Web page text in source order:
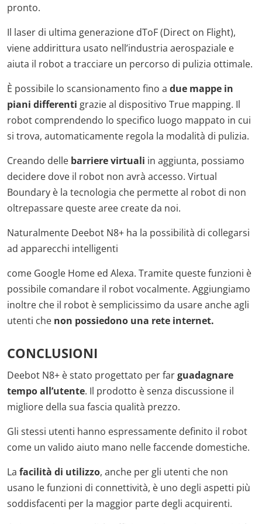
pronto.
Il laser di ultima generazione dToF (Direct on Flight),
viene addirittura usato nell’industria aerospaziale e
aiuta il robot a tracciare un percorso di pulizia ottimale.
È possibile lo scansionamento fino a due mappe in
piani differenti grazie al dispositivo True mapping. Il
robot comprendendo lo specifico luogo mappato in cui
si trova, automaticamente regola la modalità di pulizia.
Creando delle barriere virtuali in aggiunta, possiamo
decidere dove il robot non avrà accesso. Virtual
Boundary è la tecnologia che permette al robot di non
oltrepassare queste aree create da noi.
Naturalmente Deebot N8+ ha la possibilità di collegarsi
ad apparecchi intelligenti
come Google Home ed Alexa. Tramite queste funzioni è
possibile comandare il robot vocalmente. Aggiungiamo
inoltre che il robot è semplicissimo da usare anche agli
utenti che non possiedono una rete internet.
CONCLUSIONI
Deebot N8+ è stato progettato per farguadagnare
tempo all’utente. Il prodotto è senza discussione il
migliore della sua fascia qualità prezzo.
Gli stessi utenti hanno espressamente definito il robot
come un valido aiuto mano nelle faccende domestiche.
La facilità di utilizzo, anche per gli utenti che non
usano le funzioni di connettività, è uno degli aspetti più
soddisfacenti per la maggior parte degli acquirenti.